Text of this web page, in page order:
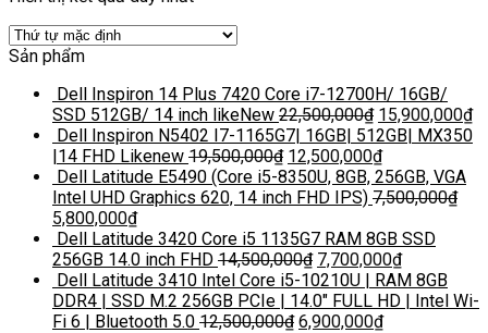
Sản phẩm
Dell Inspiron 14 Plus 7420 Core i7-12700H/ 16GB/
SSD 512GB/ 14 inch likeNew 22,500,000₫ 15,900,000₫
Dell Inspiron N5402 I7-1165G7| 16GB| 512GB| MX350
|14 FHD Likenew 19,500,000₫ 12,500,000₫
Dell Latitude E5490 (Core i5-8350U, 8GB, 256GB, VGA
Intel UHD Graphics 620, 14 inch FHD IPS) 7,500,000₫
5,800,000₫
Dell Latitude 3420 Core i5 1135G7 RAM 8GB SSD
256GB 14.0 inch FHD 14,500,000₫ 7,700,000₫
Dell Latitude 3410 Intel Core i5-10210U | RAM 8GB
DDR4 | SSD M.2 256GB PCIe | 14.0″ FULL HD | Intel Wi-
Fi 6 | Bluetooth 5.0 12,500,000₫ 6,900,000₫